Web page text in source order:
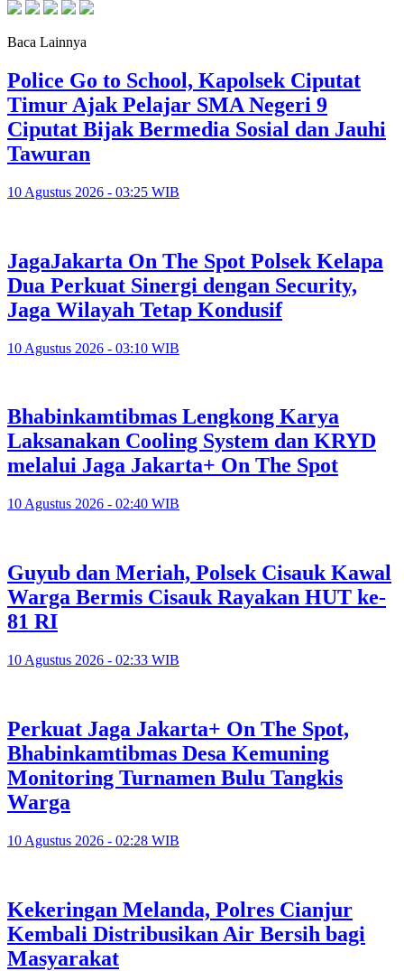
Baca Lainnya
Police Go to School, Kapolsek Ciputat
Timur Ajak Pelajar SMA Negeri 9
Ciputat Bijak Bermedia Sosial dan Jauhi
Tawuran
10 Agustus 2026 - 03:25 WIB
JagaJakarta On The Spot Polsek Kelapa
Dua Perkuat Sinergi dengan Security,
Jaga Wilayah Tetap Kondusif
10 Agustus 2026 - 03:10 WIB
Bhabinkamtibmas Lengkong Karya
Laksanakan Cooling System dan KRYD
melalui Jaga Jakarta+ On The Spot
10 Agustus 2026 - 02:40 WIB
Guyub dan Meriah, Polsek Cisauk Kawal
Warga Bermis Cisauk Rayakan HUT ke-
81 RI
10 Agustus 2026 - 02:33 WIB
Perkuat Jaga Jakarta+ On The Spot,
Bhabinkamtibmas Desa Kemuning
Monitoring Turnamen Bulu Tangkis
Warga
10 Agustus 2026 - 02:28 WIB
Kekeringan Melanda, Polres Cianjur
Kembali Distribusikan Air Bersih bagi
Masyarakat